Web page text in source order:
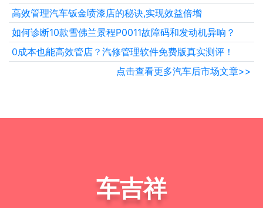
高效管理汽车钣金喷漆店的秘诀,实现效益倍增
如何诊断10款雪佛兰景程P0011故障码和发动机异响？
0成本也能高效管店？汽修管理软件免费版真实测评！
点击查看更多汽车后市场文章>>
车吉祥